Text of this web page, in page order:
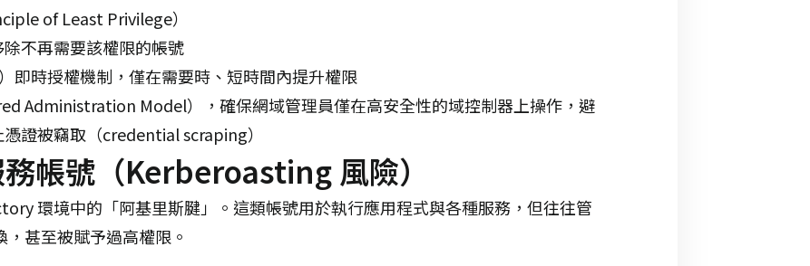
of Least Privilege）
不再需要該權限的帳號
即時授權機制，僅在需要時、短時間內提升權限
Administration Model），確保網域管理員僅在高安全性的域控制器上操作，避
證被竊取（credential scraping）
帳號（Kerberoasting 風險）
環境中的「阿基里斯腱」。這類帳號用於執行應用程式與各種服務，但往往管
甚至被賦予過高權限。